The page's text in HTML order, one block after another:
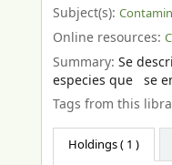
Subject(s):
Online resources:
Summary: Se
especies que se
Tags from this
Holdings( 1 )